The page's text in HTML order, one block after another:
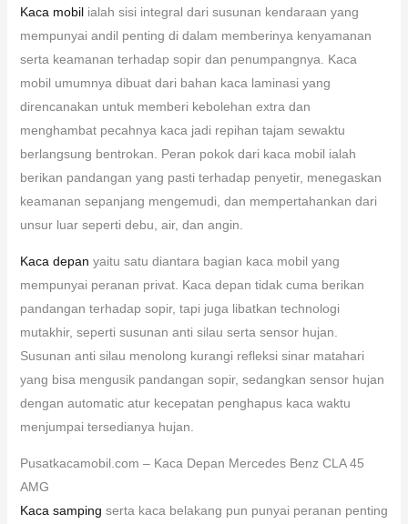
Kaca mobilialah sisi integral dari susunan kendaraan yang
mempunyai andil penting di dalam memberinya kenyamanan
serta keamanan terhadap sopir dan penumpangnya. Kaca
mobil umumnya dibuat dari bahan kaca laminasi yang
direncanakan untuk memberi kebolehan extra dan
menghambat pecahnya kaca jadi repihan tajam sewaktu
berlangsung bentrokan. Peran pokok dari kaca mobil ialah
berikan pandangan yang pasti terhadap penyetir, menegaskan
keamanan sepanjang mengemudi, dan mempertahankan dari
unsur luar seperti debu, air, dan angin.
Kaca depan yaitu satu diantara bagian kaca mobil yang
mempunyai peranan privat. Kaca depan tidak cuma berikan
pandangan terhadap sopir, tapi juga libatkan technologi
mutakhir, seperti susunan anti silau serta sensor hujan.
Susunan anti silau menolong kurangi refleksi sinar matahari
yang bisa mengusik pandangan sopir, sedangkan sensor hujan
dengan automatic atur kecepatan penghapus kaca waktu
menjumpai tersedianya hujan.
Pusatkacamobil.com – Kaca Depan Mercedes Benz CLA 45
AMG
Kaca samping serta kaca belakang pun punyai peranan penting